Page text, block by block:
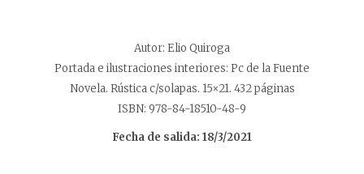
Autor: Elio Quiroga
Portada e ilustraciones interiores: Pc de la Fuente
Novela. Rústica c/solapas. 15×21. 432 páginas
ISBN: 978-84-18510-48-9
Fecha de salida: 18/3/2021